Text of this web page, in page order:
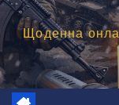
Щоденна